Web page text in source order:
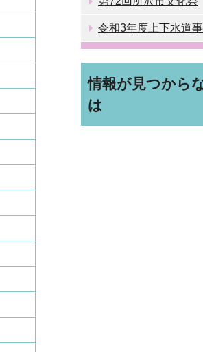
令和3年度上下水道
情報が見つから
は